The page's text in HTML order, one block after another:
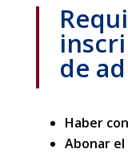
de
Haber
Abonar